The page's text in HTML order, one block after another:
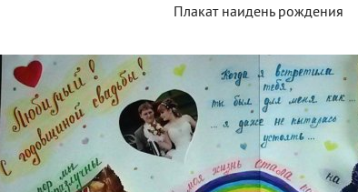
Плакат наидень рождения